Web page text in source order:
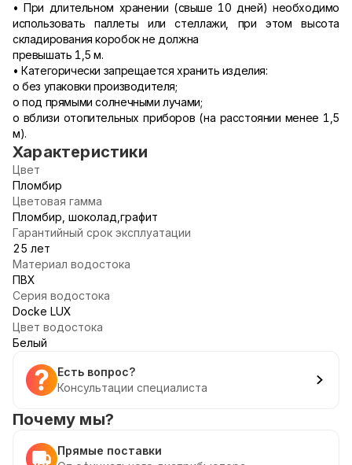
• При длительном хранении (свыше 10 дней) необходимо
использовать паллеты или стеллажи, при этом высота
складирования коробок не должна
превышать 1,5 м.
• Категорически запрещается хранить изделия:
o без упаковки производителя;
o под прямыми солнечными лучами;
o вблизи отопительных приборов (на расстоянии менее 1,5
м).
Характеристики
Цвет
Пломбир
Цветовая гамма
Пломбир, шоколад,графит
Гарантийный срок эксплуатации
25 лет
Материал водостока
ПВХ
Серия водостока
Docke LUX
Цвет водостока
Белый
Есть вопрос?
Консультации специалиста
Почему мы?
Прямые поставки